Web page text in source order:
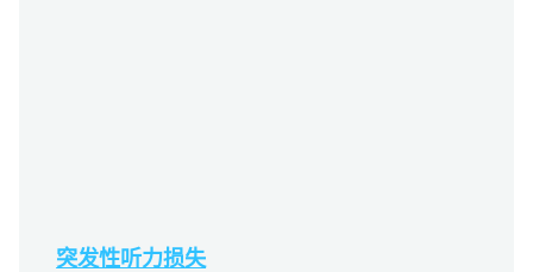
突发性听力损失